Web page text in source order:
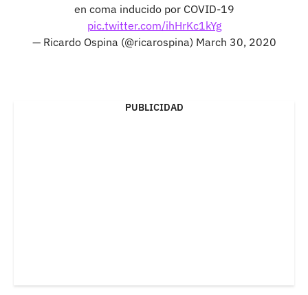
en coma inducido por COVID-19
pic.twitter.com/ihHrKc1kYg
— Ricardo Ospina (@ricarospina) March 30, 2020
PUBLICIDAD